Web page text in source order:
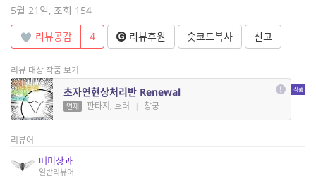
5월 21일, 조회 154
리뷰공감
4 리뷰후원 숏코드복사 신고
리뷰 대상 작품 보기
초자연현상처리반 Renewal
연재 판타지, 호러 | 창궁
리뷰어
매미상과
일반리뷰어